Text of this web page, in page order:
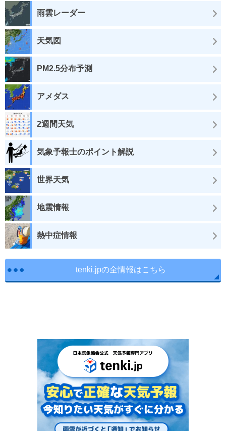
雨雲レーダー
天気図
PM2.5分布予測
アメダス
2週間天気
気象予報士のポイント解説
世界天気
地震情報
熱中症情報
tenki.jpの全情報はこちら